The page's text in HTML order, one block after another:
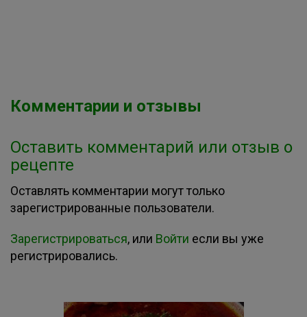
Комментарии и отзывы
Оставить комментарий или отзыв о
рецепте
Оставлять комментарии могут только
зарегистрированные пользователи.
Зарегистрироваться, или Войти если вы уже
регистрировались.